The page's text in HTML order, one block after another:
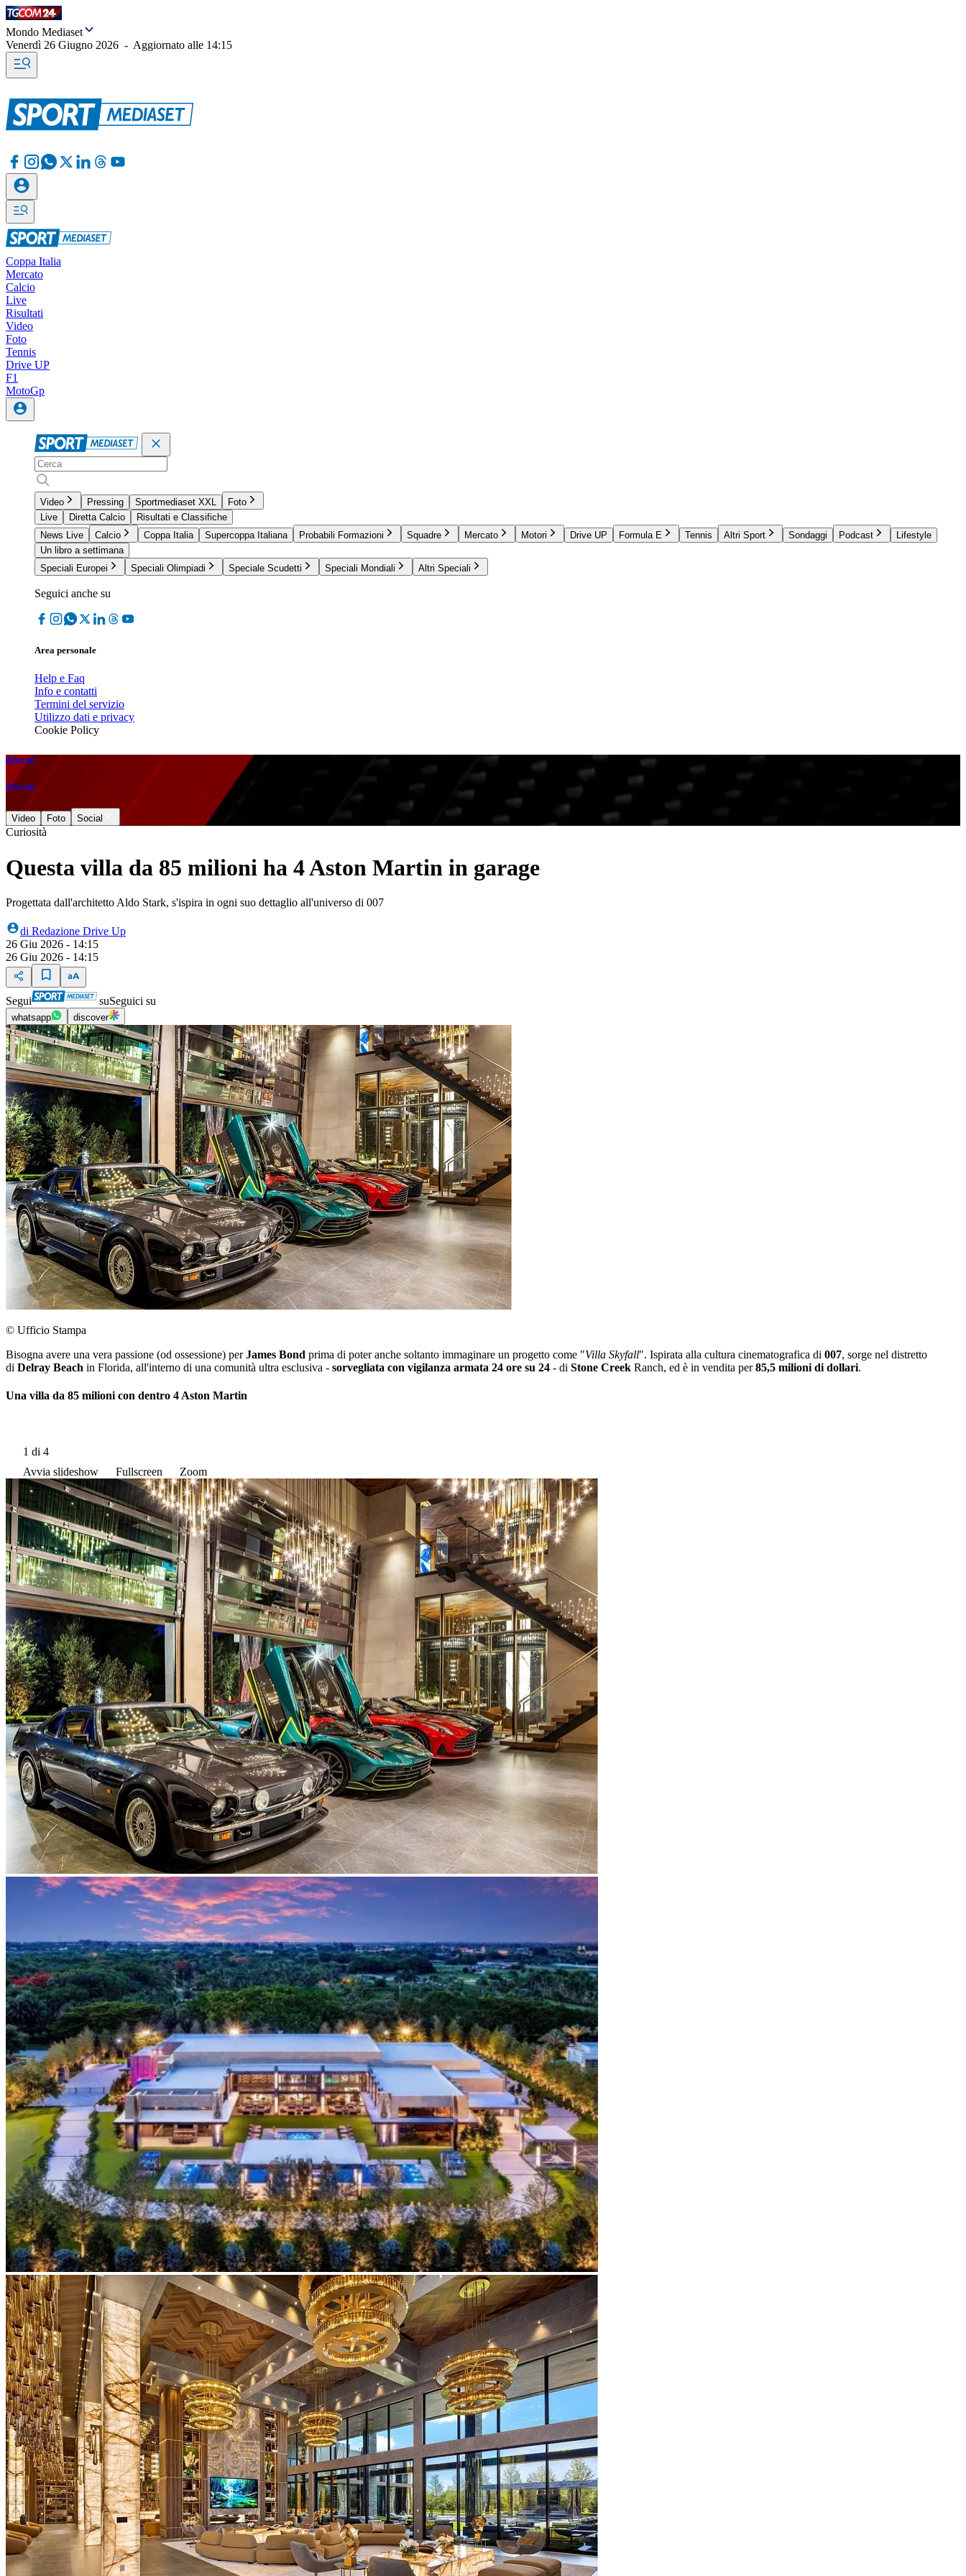
Mondo Mediaset
Venerdì 26 Giugno 2026 - Aggiornato alle 14:15
Coppa Italia
Mercato
Calcio
Live
Risultati
Video
Foto
Tennis
Drive UP
F1
MotoGp
Video Pressing Sportmediaset XXL
Foto
Live
Diretta Calcio
Risultati e Classifiche
News Live
Calcio Coppa Italia Supercoppa Italiana Probabili Formazioni Squadre Mercato Motori Drive UP Formula E Tennis Altri Sport Sondaggi Podcast
Lifestyle
Un libro a settimana
Speciali Europei
Speciali Olimpiadi Speciale Scudetti Speciali Mondiali Altri Speciali
Seguici anche su
Area personale
Help e Faq
Info e contatti
Termini del servizio
Utilizzo dati e privacy
Cookie Policy
drive up
drive up
Video Foto Social
Curiosità
Questa villa da 85 milioni ha 4 Aston Martin in garage
Progettata dall'architetto Aldo Stark, s'ispira in ogni suo dettaglio all'universo di 007
di Redazione Drive Up
26 Giu 2026 - 14:15
26 Giu 2026 - 14:15
Segui suSeguici su
whatsapp discover
© Ufficio Stampa
Bisogna avere una vera passione (od ossessione) perJames Bond prima di poter anche soltanto immaginare un progetto come "Villa Skyfall". Ispirata alla cultura cinematografica di 007, sorge nel distretto
di Delray Beach in Florida, all'interno di una comunità ultra esclusiva - sorvegliata con vigilanza armata 24 ore su 24 - di Stone Creek Ranch, ed è in vendita per85,5 milioni di dollari.
Una villa da 85 milioni con dentro 4 Aston Martin
1 di 4
Avvia slideshow
Fullscreen Zoom